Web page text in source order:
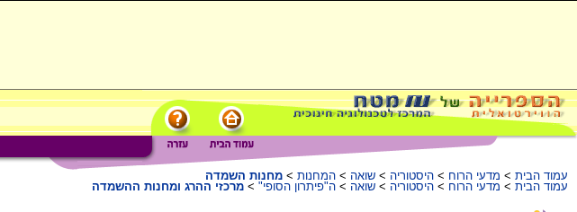
עמוד הבית > מדעי הרוח > היסטוריה > שואה > המחנות > מחנות השמדה
עמוד הבית > מדעי הרוח > היסטוריה > שואה > ה"פיתרון הסופי" > מרכזי ההרג ומחנות ההשמדה